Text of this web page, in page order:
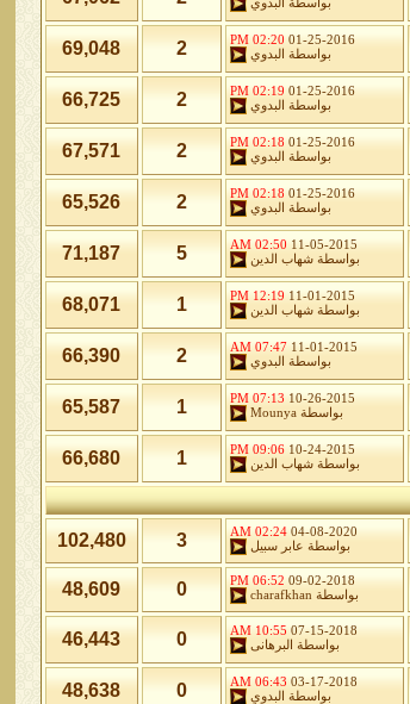
بواسطة
البدوي
01-25-2016
02:20 PM
بواسطة
البدوي 2
69,048
01-25-2016
02:19 PM
بواسطة
البدوي 2
66,725
01-25-2016
02:18 PM
بواسطة
البدوي 2
67,571
01-25-2016
02:18 PM
بواسطة
البدوي 2
65,526
11-05-2015
02:50 AM
بواسطةشهاب الدين 5
71,187
11-01-2015
12:19 PM
بواسطةشهاب الدين 1
68,071
11-01-2015
07:47 AM
بواسطة
البدوي 2
66,390
10-26-2015
07:13 PM
بواسطة Mounya
1
65,587
10-24-2015
09:06 PM
بواسطةشهاب الدين 1
66,680
04-08-2020
02:24 AM
بواسطة عابر سبيل 3
102,480
09-02-2018
06:52 PM
بواسطة charafkhan
0
48,609
07-15-2018
10:55 AM
بواسطة
البرهانى 0
46,443
03-17-2018
06:43 AM
بواسطة
البدوي 0
48,638